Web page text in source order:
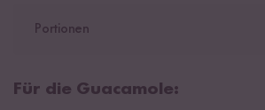
Portionen
Für die Guacamole: